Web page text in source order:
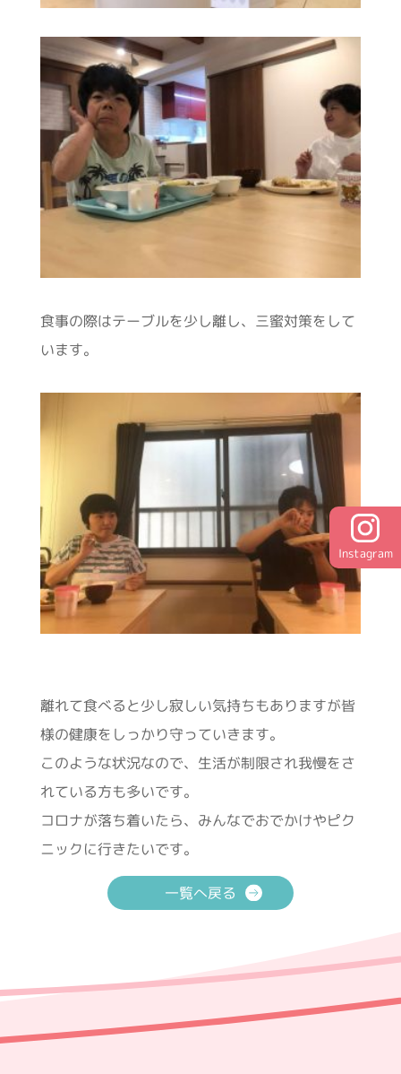
食事の際はテーブルを少し離し、三蜜対策をして
います。
離れて食べると少し寂しい気持ちもありますが皆
様の健康をしっかり守っていきます。
このような状況なので、生活が制限され我慢をさ
れている方も多いです。
コロナが落ち着いたら、みんなでおでかけやピク
ニックに行きたいです。
一覧へ戻る
Instagram